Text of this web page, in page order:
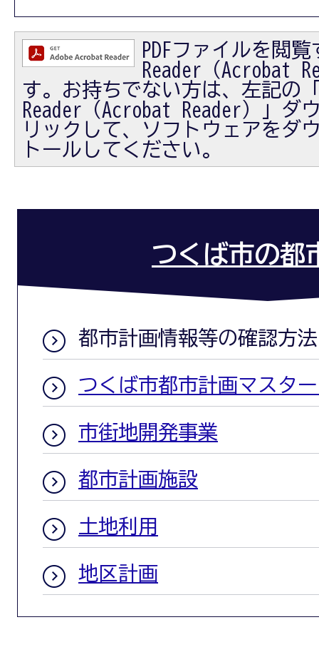
PDFファイルを閲
Reader（Acrobat
す。お持ちでない方は、左記の
Reader（Acrobat Reader）」ダ
リックして、ソフトウェアをダ
トールしてください。
つくば市の都
都市計画情報等の確認方
つくば市都市計画マスタ
市街地開発事業
都市計画施設
土地利用
地区計画